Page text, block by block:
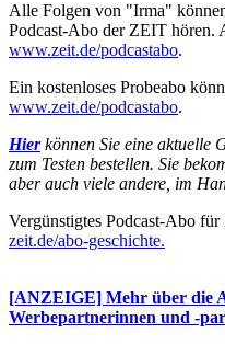
Alle Folgen von "Irma"
Podcast-Abo der ZEIT hören.
www.zeit.de/podcastabo.
Ein kostenloses Probeabo
www.zeit.de/podcastabo.
Hierkönnen Sie eine aktuelle
zum Testen bestellen. Sie
aber auch viele andere, im
Vergünstigtes Podcast-Abo
zeit.de/abo-geschichte.
[ANZEIGE] Mehr über die
Werbepartnerinnen und -